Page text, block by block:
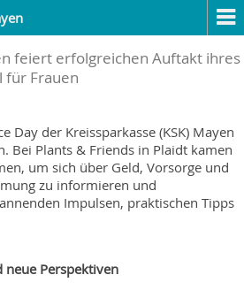
feiert erfolgreichen Auftakt ihres
für Frauen
Day der Kreissparkasse (KSK) Mayen
Bei Plants & Friends in Plaidt kamen
um sich über Geld, Vorsorge und
zu informieren und
Impulsen, praktischen Tipps
neue Perspektiven